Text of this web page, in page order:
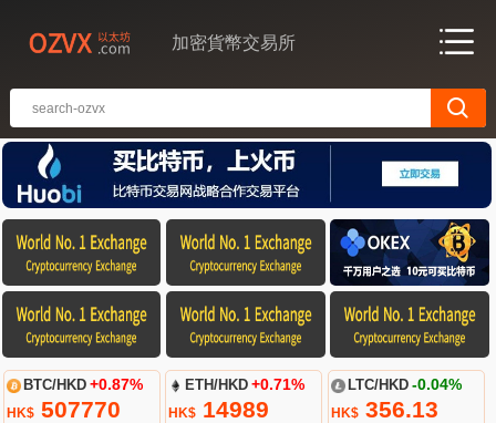
加密貨幣交易所
BTC/HKD +0.87%
HK$507770
ETH/HKD +0.71%
HK$ 14989
LTC/HKD -0.04%
HK$356.13